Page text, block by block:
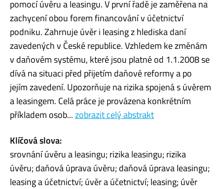
pomocí úvěru a leasingu. V první řadě je zaměřena na
zachycení obou forem financování v účetnictví
podniku. Zahrnuje úvěr i leasing z hlediska daní
zavedených v České republice. Vzhledem ke změnám
v daňovém systému, které jsou platné od 1.1.2008 se
dívá na situaci před přijetím daňové reformy a po
jejím zavedení. Upozorňuje na rizika spojená s úvěrem
a leasingem. Celá práce je provázena konkrétním
příkladem osob...zobrazit celý abstrakt
Klíčová slova:
srovnání úvěru a leasingu; rizika leasingu; rizika
úvěru; daňová úprava úvěru; daňová úprava leasingu;
leasing a účetnictví; úvěr a účetnictví; leasing; úvěr